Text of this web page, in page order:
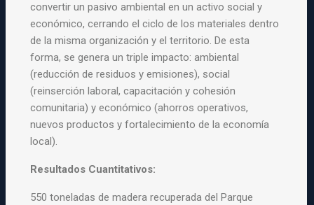
convertir un pasivo ambiental en un activo social y
económico, cerrando el ciclo de los materiales dentro
de la misma organización y el territorio. De esta
forma, se genera un triple impacto: ambiental
(reducción de residuos y emisiones), social
(reinserción laboral, capacitación y cohesión
comunitaria) y económico (ahorros operativos,
nuevos productos y fortalecimiento de la economía
local).
Resultados Cuantitativos:
550 toneladas de madera recuperada del Parque